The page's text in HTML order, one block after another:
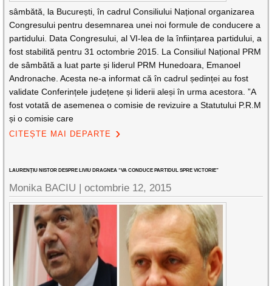
sâmbătă, la București, în cadrul Consiliului Național organizarea
Congresului pentru desemnarea unei noi formule de conducere a
partidului. Data Congresului, al VI-lea de la înființarea partidului, a
fost stabilită pentru 31 octombrie 2015. La Consiliul Național PRM
de sâmbătă a luat parte și liderul PRM Hunedoara, Emanoel
Andronache. Acesta ne-a informat că în cadrul ședinței au fost
validate Conferințele județene și liderii aleși în urma acestora. ”A
fost votată de asemenea o comisie de revizuire a Statutului P.R.M
și o comisie care
CITEȘTE MAI DEPARTE
LAURENŢIU NISTOR DESPRE LIVIU DRAGNEA “VA CONDUCE PARTIDUL SPRE VICTORIE”
Monika BACIU |octombrie 12, 2015